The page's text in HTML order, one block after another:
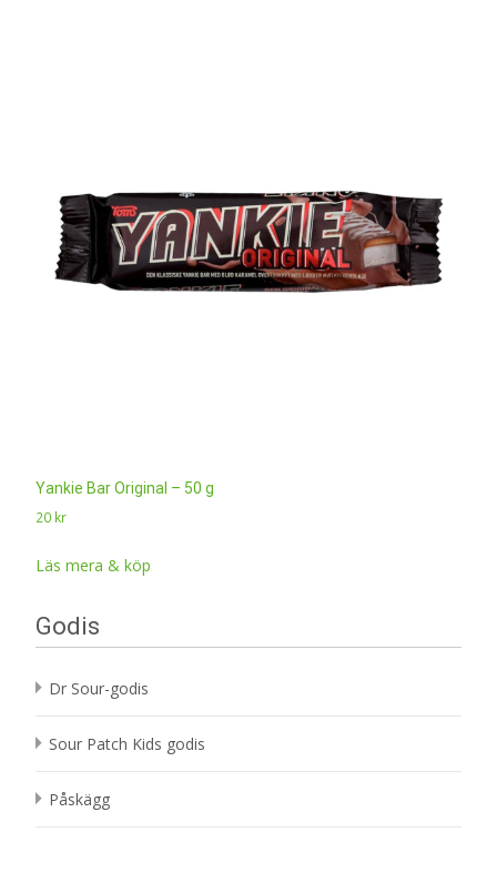
Yankie Bar Original – 50 g
20 kr
Läs mera & köp
Godis
Dr Sour-godis
Sour Patch Kids godis
Påskägg